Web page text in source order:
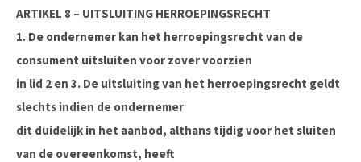
ARTIKEL 8 – UITSLUITING HERROEPINGSRECHT
1. De ondernemer kan het herroepingsrecht van de
consument uitsluiten voor zover voorzien
in lid 2 en 3. De uitsluiting van het herroepingsrecht geldt
slechts indien de ondernemer
dit duidelijk in het aanbod, althans tijdig voor het sluiten
van de overeenkomst, heeft